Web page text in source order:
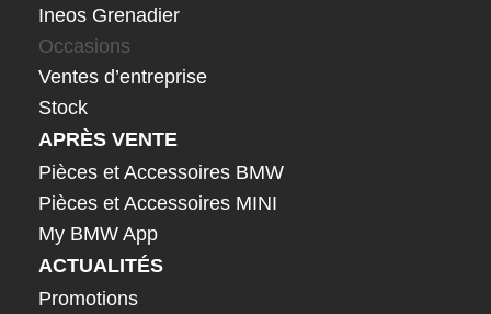
Ineos Grenadier
Occasions
Ventes d’entreprise
Stock
APRÈS VENTE
Pièces et Accessoires BMW
Pièces et Accessoires MINI
My BMW App
ACTUALITÉS
Promotions